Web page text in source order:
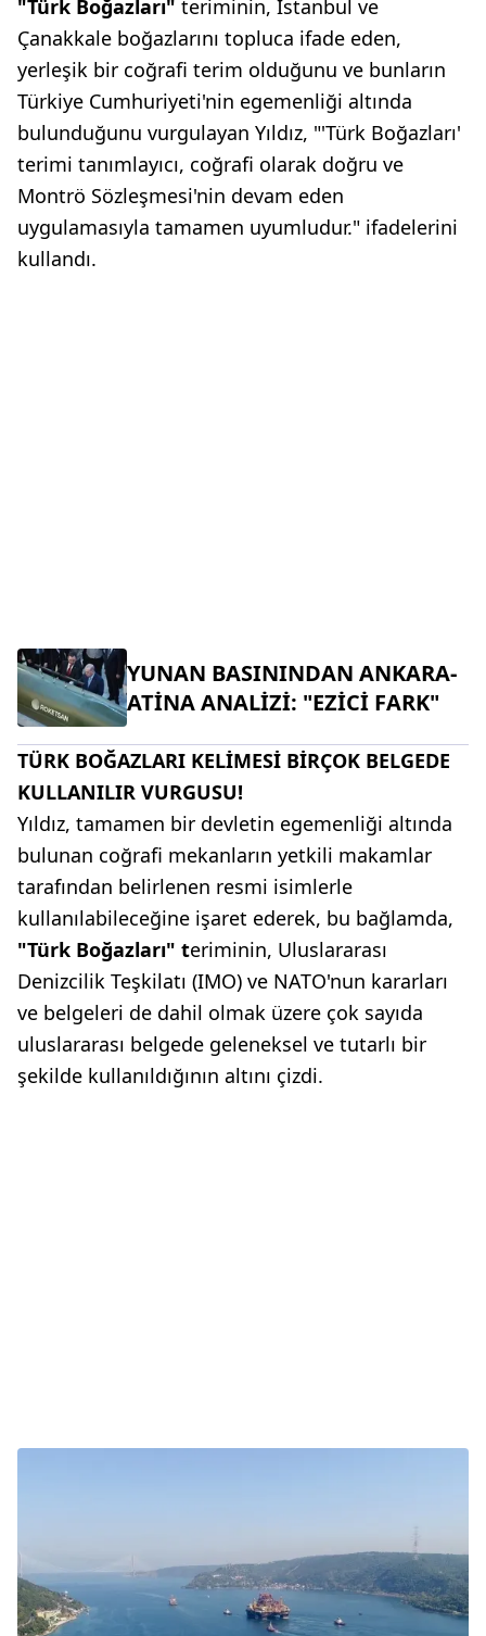
"Türk Boğazları" teriminin, İstanbul ve
Çanakkale boğazlarını topluca ifade eden,
yerleşik bir coğrafi terim olduğunu ve bunların
Türkiye Cumhuriyeti'nin egemenliği altında
bulunduğunu vurgulayan Yıldız, "'Türk Boğazları'
terimi tanımlayıcı, coğrafi olarak doğru ve
Montrö Sözleşmesi'nin devam eden
uygulamasıyla tamamen uyumludur." ifadelerini
kullandı.
YUNAN BASININDAN ANKARA-
ATİNA ANALİZİ: "EZİCİ FARK"
TÜRK BOĞAZLARI KELİMESİ BİRÇOK BELGEDE
KULLANILIR VURGUSU!
Yıldız, tamamen bir devletin egemenliği altında
bulunan coğrafi mekanların yetkili makamlar
tarafından belirlenen resmi isimlerle
kullanılabileceğine işaret ederek, bu bağlamda,
"Türk Boğazları" teriminin, Uluslararası
Denizcilik Teşkilatı (IMO) ve NATO'nun kararları
ve belgeleri de dahil olmak üzere çok sayıda
uluslararası belgede geleneksel ve tutarlı bir
şekilde kullanıldığının altını çizdi.